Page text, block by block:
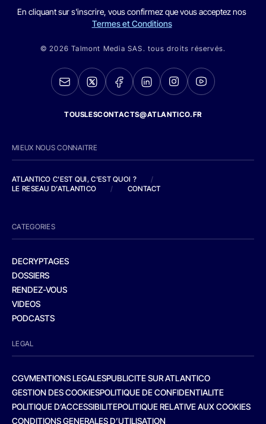
En cliquant sur s'inscrire, vous confirmez que vous acceptez nos
Termes et Conditions
© 2026 Talmont Media SAS. tous droits réservés.
TOUSLESCONTACTS@ATLANTICO.FR
MIEUX NOUS CONNAITRE
ATLANTICO C'EST QUI, C'EST QUOI ?
/
LE RESEAU D'ATLANTICO
/ CONTACT
CATEGORIES
DECRYPTAGES
DOSSIERS
RENDEZ-VOUS
VIDEOS
PODCASTS
LEGAL
CGVMENTIONS LEGALESPUBLICITE SUR ATLANTICO
GESTION DES COOKIESPOLITIQUE DE CONFIDENTIALITE
POLITIQUE D’ACCESSIBILITEPOLITIQUE RELATIVE AUX COOKIES
CONDITIONS GENERALES D’UTILISATION